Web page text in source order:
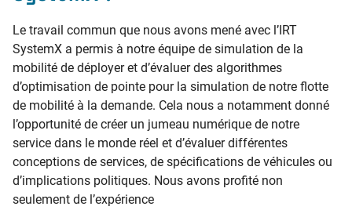
Le travail commun que nous avons mené avec l’IRT
SystemX a permis à notre équipe de simulation de la
mobilité de déployer et d’évaluer des algorithmes
d’optimisation de pointe pour la simulation de notre flotte
de mobilité à la demande. Cela nous a notamment donné
l’opportunité de créer un jumeau numérique de notre
service dans le monde réel et d’évaluer différentes
conceptions de services, de spécifications de véhicules ou
d’implications politiques. Nous avons profité non
seulement de l’expérience